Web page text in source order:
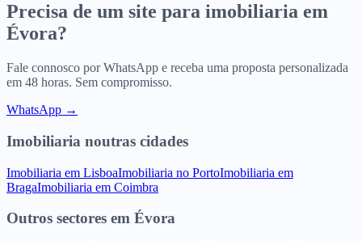
Precisa de um site para imobiliaria em
Évora?
Fale connosco por WhatsApp e receba uma proposta personalizada
em 48 horas. Sem compromisso.
WhatsApp →
Imobiliaria noutras cidades
Imobiliaria em LisboaImobiliaria no PortoImobiliaria em
BragaImobiliaria em Coimbra
Outros sectores em Évora